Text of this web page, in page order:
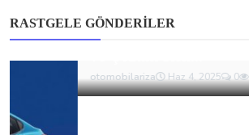
RASTGELE GÖNDERILER
Renault R 21 Sahipleri İçin
Haz 4, 2025 0 445